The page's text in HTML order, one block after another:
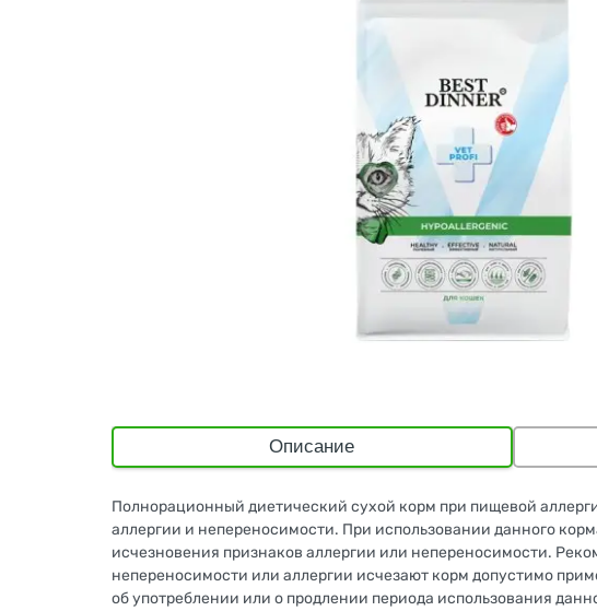
Описание
Полнорационный диетический сухой корм при пищевой
аллергии и непереносимости. При использовании данного
исчезновения признаков аллергии или непереносимости.
непереносимости или аллергии исчезают корм допустимо
об употреблении или о продлении периода использования